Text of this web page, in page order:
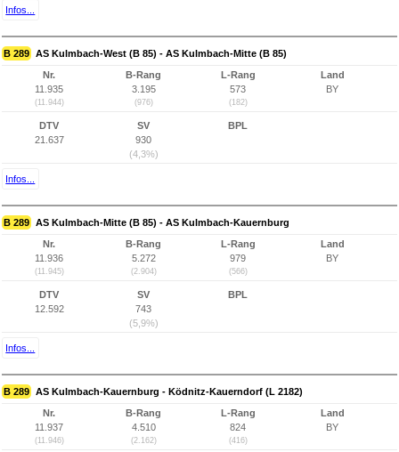
Infos...
B 289 AS Kulmbach-West (B 85) - AS Kulmbach-Mitte (B 85)
Nr.
11.935
(11.944)
B-Rang
3.195
(976)
L-Rang
573
(182)
Land
BY
DTV
21.637
SV
930
(4,3%)
BPL
Infos...
B 289 AS Kulmbach-Mitte (B 85) - AS Kulmbach-Kauernburg
Nr.
11.936
(11.945)
B-Rang
5.272
(2.904)
L-Rang
979
(566)
Land
BY
DTV
12.592
SV
743
(5,9%)
BPL
Infos...
B 289 AS Kulmbach-Kauernburg - Ködnitz-Kauerndorf (L 2182)
Nr.
11.937
(11.946)
B-Rang
4.510
(2.162)
L-Rang
824
(416)
Land
BY